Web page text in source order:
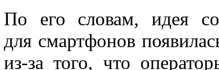
По его словам, идея
для смартфонов
из-за того, что